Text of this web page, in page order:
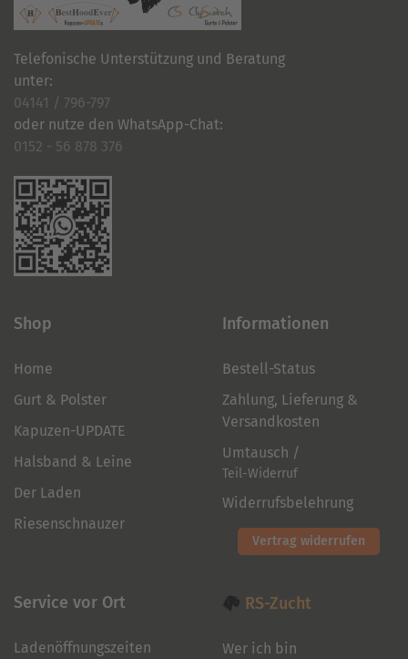
Telefonische Unterstützung und Beratung
unter:
04141 / 796-797
oder nutze den WhatsApp-Chat:
0152 - 56 878 376
Shop
Home
Gurt & Polster
Kapuzen-UPDATE
Halsband & Leine
Der Laden
Riesenschnauzer
Informationen
Bestell-Status
Zahlung, Lieferung &
Versandkosten
Umtausch /
Teil-Widerruf
Widerrufsbelehrung
Vertrag widerrufen
Service vor Ort
Ladenöffnungszeiten
RS-Zucht
Wer ich bin